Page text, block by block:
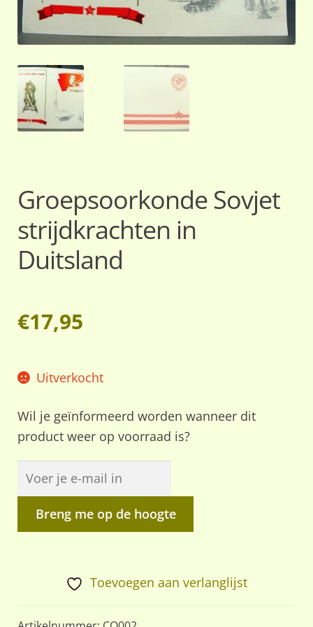
Groepsoorkonde Sovjet
strijdkrachten in
Duitsland
€17,95
Uitverkocht
Wil je geïnformeerd worden wanneer dit
product weer op voorraad is?
Breng me op de hoogte
Toevoegen aan verlanglijst